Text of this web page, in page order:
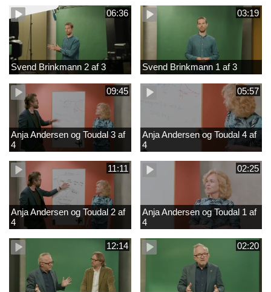
06:36
Svend Brinkmann 2 af 3
03:19
Svend Brinkmann 1 af 3
09:45
Anja Andersen og Toudal 3 af
4
05:57
Anja Andersen og Toudal 4 af
4
11:11
Anja Andersen og Toudal 2 af
4
02:25
Anja Andersen og Toudal 1 af
4
12:14 02:20